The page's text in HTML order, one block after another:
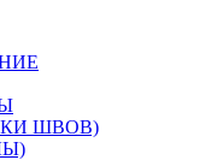
ШВОВ)